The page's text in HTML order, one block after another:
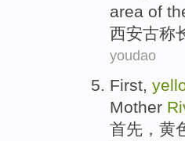
area of
西安古称
youdao
First,
Mother
首先 ， 黄